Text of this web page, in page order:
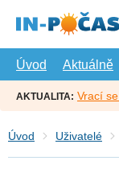
hlavní
Úvod
Aktuálně
AKTUALITA: Vrací
Úvod Uživatelé